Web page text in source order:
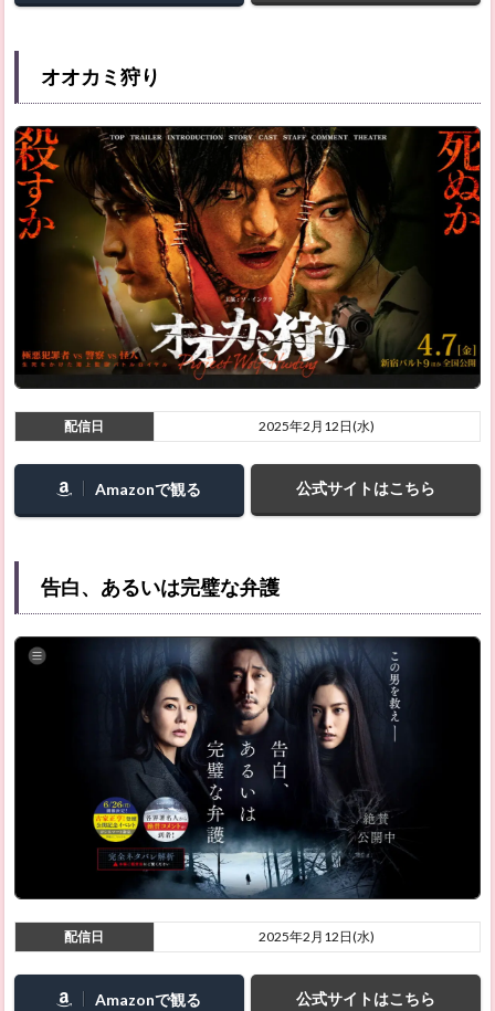
オオカミ狩り
配信日 2025年2月12日(水)
Amazonで観る 公式サイトはこちら
告白、あるいは完璧な弁護
配信日 2025年2月12日(水)
Amazonで観る 公式サイトはこちら